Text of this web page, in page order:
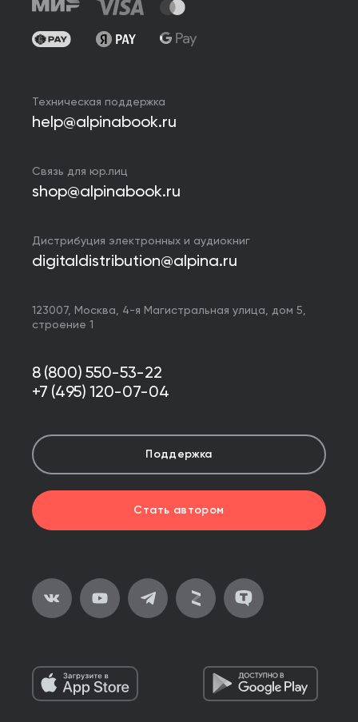
Техническая поддержка
help@alpinabook.ru
Связь для юр.лиц
shop@alpinabook.ru
Дистрибуция электронных и аудиокниг
digitaldistribution@alpina.ru
123007, Москва
4-я Магистральная улица, дом 5,
строение 1
8 (800) 550-53-22
+7 (495) 120-07-04
Поддержка
Стать автором